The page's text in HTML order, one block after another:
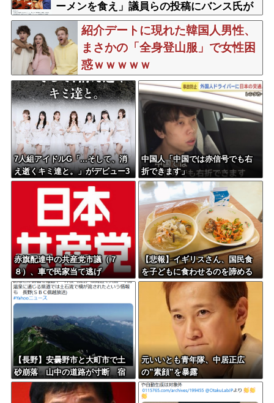
ーメンを食え」議員らの投稿にバンス氏が
猛反発…ブリトーの価格めぐる議論、共和
党の内戦に発展
紹介デートに現れた韓国人男性、
まさかの「全身登山服」で女性困
惑ｗｗｗｗｗ
7人組アイドルG「...そして、消
え逝くキミ達と。」がデビュー3
か月で解散 事務所が事業継続
困難なため
中国人「中国では赤信号でも右
折できます」
赤旗配達中の共産党市議（７
８）、車で民家当て逃げ
【悲報】イギリスさん、国民食
を子どもに食わせるのを諦める
ｗｗｗｗｗｗｗ
【長野】安曇野市と大町市で土
砂崩落 山中の道路が寸断 宿
泊客や登山客など計400人近くが
孤立か 土石流で橋が流された
元いいとも青年隊、中居正広
の”素顔”を暴露